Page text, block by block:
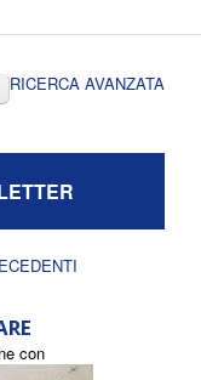
RICERCA AVANZATA
con